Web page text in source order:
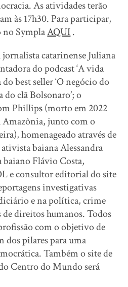
As atividades terão
às 17h30. Para participar,
no SymplaAQUI.
jornalista catarinense Juliana
do podcast ‘A vida
do best seller ‘O negócio do
clã Bolsonaro’; o
Phillips(morto em 2022
Amazônia, junto com o
homenageado através de
baiana Alessandra
baianoFlávio Costa,
e consultor editorial do site
investigativas
e na política, crime
direitos humanos. Todos
com o objetivo de
pilares para uma
Também o site de
Centro do Mundoserá